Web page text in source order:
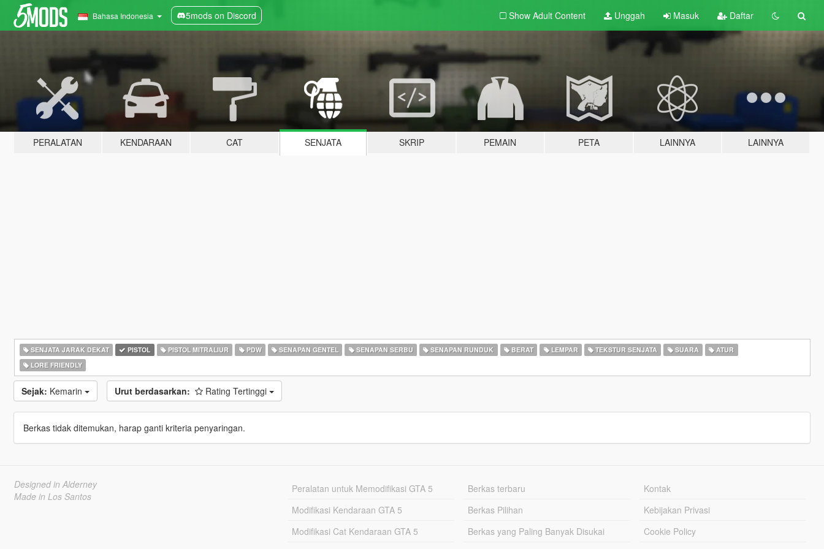
Bahasa Indonesia 5mods on Discord Show Adult Content Unggah Masuk Daftar
PERALATAN KENDARAAN CAT SENJATA SKRIP PEMAIN PETA LAINNYA LAINNYA
SENJATA JARAK DEKAT PISTOL PISTOL MITRALIUR PDW SENAPAN GENTEL SENAPAN SERBU SENAPAN RUNDUK BERAT LEMPAR TEKSTUR SENJATA SUARA
ATUR
LORE FRIENDLY
Sejak: Kemarin Urut berdasarkan: Rating Tertinggi
Berkas tidak ditemukan, harap ganti kriteria penyaringan.
Designed in Alderney
Made in Los Santos
Peralatan untuk Memodifikasi GTA 5
Modifikasi Kendaraan GTA 5
Modifikasi Cat Kendaraan GTA 5
Berkas terbaru
Berkas Pilihan
Berkas yang Paling Banyak Disukai
Kontak
Kebijakan Privasi
Cookie Policy